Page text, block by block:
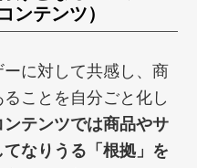
ンテンツ）
ーに対して共感し、商
ことを自分ごと化し
ンテンツでは商品やサ
なりうる「根拠」を